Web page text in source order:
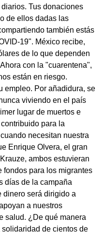
Tus donaciones
de ellos dadas las
también estás
19". México recibe,
de lo que dependen
con la "cuarentena",
están en riesgo.
empleo. Por añadidura, se
viviendo en el país
lugar de muertos e
para la
necesitan nuestra
Enrique Olvera, el gran
ambos estuvieran
fondos para los migrantes
días de la campaña
dinero será dirigido a
a nuestros
salud. ¿De qué manera
de cientos de